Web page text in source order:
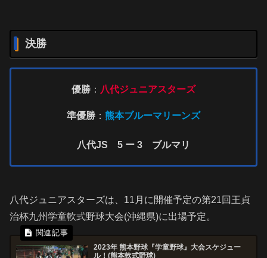
決勝
優勝 ： 八代ジュニアスターズ
準優勝 ： 熊本ブルーマリーンズ
八代JS 5 ー 3 ブルマリ
八代ジュニアスターズは、11月に開催予定の第21回王貞
治杯九州学童軟式野球大会(沖縄県)に出場予定。
2023年 熊本野球『学童野球』大会スケジュー
ル！(熊本軟式野球)